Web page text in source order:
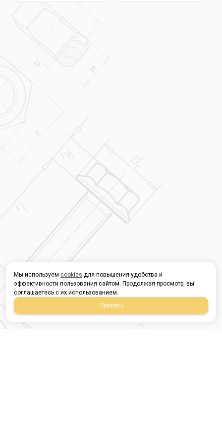
Мы используем cookies для повышения удобства и
эффективности пользования сайтом. Продолжая просмотр, вы
соглашаетесь с их использованием.
Принять